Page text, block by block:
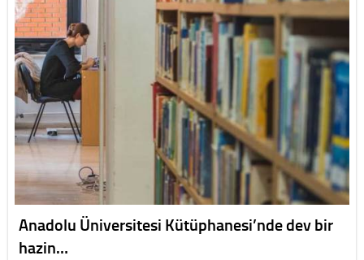
Anadolu Üniversitesi Kütüphanesi’nde dev bir
hazin…